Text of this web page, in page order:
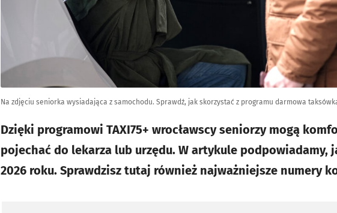
Na zdjęciu seniorka wysiadająca z samochodu. Sprawdź, jak skorzystać z programu darmowa
Dzięki programowi TAXI75+ wrocławscy seniorzy mogą
pojechać do lekarza lub urzędu. W artykule podpowiadamy,
2026 roku. Sprawdzisz tutaj również najważniejsze numery